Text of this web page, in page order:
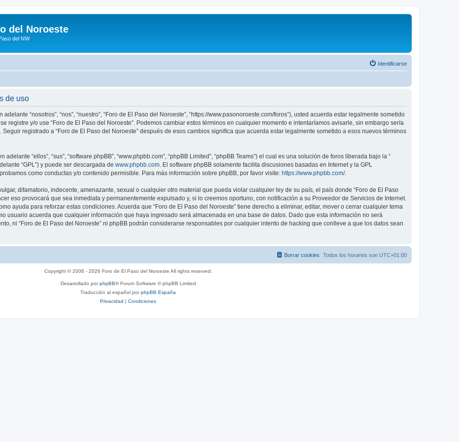
del Noroeste
del NW
Identificarse
de uso
“nosotros”, “nos”, “nuestro”, “Foro de El Paso del Noroeste”, “https://www.pasonoroeste.com/foros”), usted acuerda estar legalmente sometido
registre y/o use “Foro de El Paso del Noroeste”. Podemos cambiar estos términos en cualquier momento e intentaríamos avisarle, sin embargo sería
registrado a “Foro de El Paso del Noroeste” después de esos cambios significa que acuerda estar legalmente sometido a esos nuevos términos
“ellos”, “sus”, “software phpBB”, “www.phpbb.com”, “phpBB Limited”, “phpBB Teams”) el cual es una solución de foros liberada bajo la “
“GPL”) y puede ser descargada de www.phpbb.com . El software phpBB solamente facilita discusiones basadas en Internet y la GPL
como conductas y/o contenido permisible. Para más información sobre phpBB, por favor visite: https://www.phpbb.com/.
difamatorio, indecente, amenazante, sexual o cualquier otro material que pueda violar cualquier ley de su país, el país donde “Foro de El Paso
eso provocará que sea inmediata y permanentemente expulsado y, si lo creemos oportuno, con notificación a su Proveedor de Servicios de Internet.
ayuda para reforzar estas condiciones. Acuerda que “Foro de El Paso del Noroeste” tiene derecho a eliminar, editar, mover o cerrar cualquier tema
usuario acuerda que cualquier información que haya ingresado será almacenada en una base de datos. Dado que esta información no será
ni “Foro de El Paso del Noroeste” ni phpBB podrán considerarse responsables por cualquier intento de hacking que conlleve a que los datos sean
Todos los horarios son UTC+01:00
Borrar cookies
Copyright © 2006 - 2026 Foro de El Paso del Noroeste All rights reserved.
Desarrollado porphpBB® Forum Software © phpBB Limited
Traducción al español porphpBB España
Privacidad | Condiciones